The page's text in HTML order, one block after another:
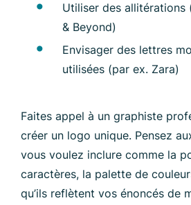
Utiliser des allitérations
& Beyond)
Envisager des lettres
utilisées (par ex. Zara)
Faites appel à un graphiste
créer un logo unique. Pensez
vous voulez inclure comme la
caractères, la palette de
qu’ils reflètent vos énoncés de